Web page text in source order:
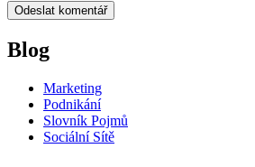
Blog
Marketing
Podnikání
Slovník Pojmů
Sociální Sítě